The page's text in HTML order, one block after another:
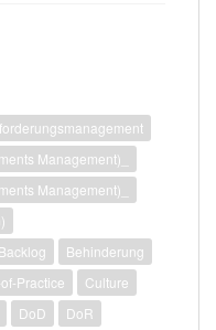
Management)_
Management)_
Backlog
Behinderung
Practice
Culture
DoD
DoR